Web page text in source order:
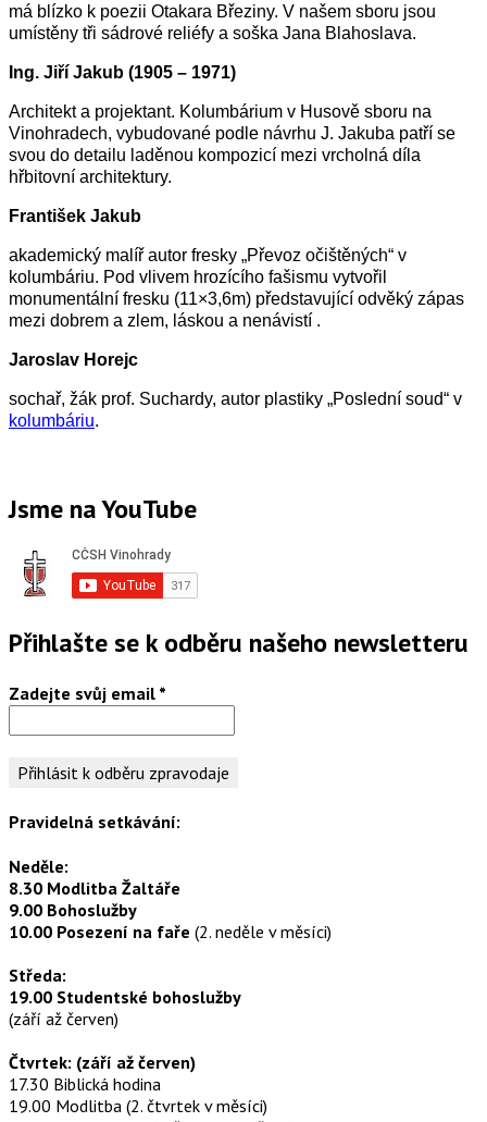
má blízko k poezii Otakara Březiny. V našem sboru jsou
umístěny tři sádrové reliéfy a soška Jana Blahoslava.
Ing. Jiří Jakub (1905 – 1971)
Architekt a projektant. Kolumbárium v Husově sboru na
Vinohradech, vybudované podle návrhu J. Jakuba patří se
svou do detailu laděnou kompozicí mezi vrcholná díla
hřbitovní architektury.
František Jakub
akademický malíř autor fresky „Převoz očištěných“ v
kolumbáriu. Pod vlivem hrozícího fašismu vytvořil
monumentální fresku (11×3,6m) představující odvěký zápas
mezi dobrem a zlem, láskou a nenávistí .
Jaroslav Horejc
sochař, žák prof. Suchardy, autor plastiky „Poslední soud“ v
kolumbáriu.
Jsme na YouTube
Přihlašte se k odběru našeho newsletteru
Zadejte svůj email *
Pravidelná setkávání:
Neděle:
8.30 Modlitba Žaltáře
9.00 Bohoslužby
10.00 Posezení na faře (2. neděle v měsíci)
Středa:
19.00 Studentské bohoslužby
(září až červen)
Čtvrtek: (září až červen)
17.30 Biblická hodina
19.00 Modlitba (2. čtvrtek v měsíci)